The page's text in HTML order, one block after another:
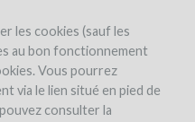
les cookies (sauf les
au bon fonctionnement
Vous pourrez
via le lien situé en pied de
consulter la
OUBLIÉS